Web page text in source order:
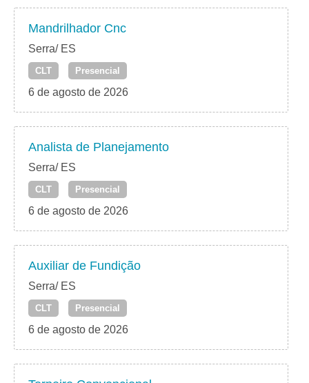
Mandrilhador Cnc
Serra/ ES
CLT Presencial
6 de agosto de 2026
Analista de Planejamento
Serra/ ES
CLT Presencial
6 de agosto de 2026
Auxiliar de Fundição
Serra/ ES
CLT Presencial
6 de agosto de 2026